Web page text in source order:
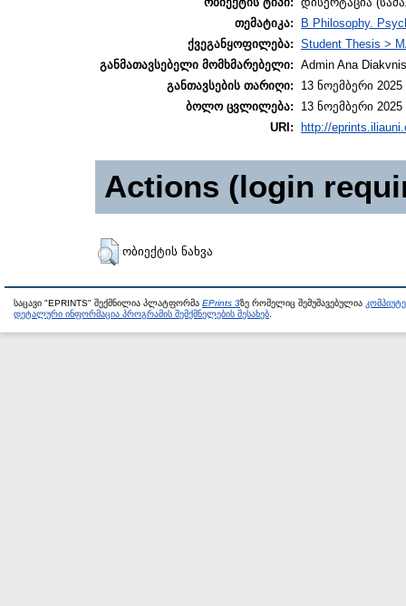
თემატიკა:
B Philosophy.
ქვეგანყოფილება: Student Thesis >
განმათავსებელი მომხმარებელი: Admin Ana
განთავსების თარიღი:
13 ნოემბერი 2025
ბოლო ცვლილება:
13 ნოემბერი 2025
URI:
http://
Actions (login
ობიექტის ნახვა
საცავი "EPRINTS" შექმნილია პლატფორმა EPrints 3ზე რომელიც შემუშავებულია
დეტალური ინფორმაცია პროგრამის შემქმნელების შესახებ.